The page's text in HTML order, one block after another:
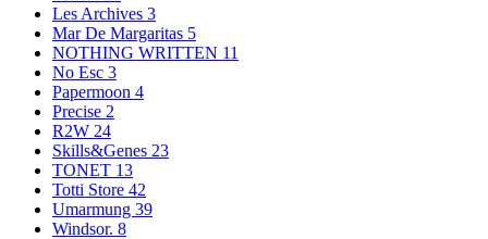
Les Archives 3
Mar De Margaritas 5
NOTHING WRITTEN 11
No Esc 3
Papermoon 4
Precise 2
R2W 24
Skills&Genes 23
TONET 13
Totti Store 42
Umarmung 39
Windsor. 8